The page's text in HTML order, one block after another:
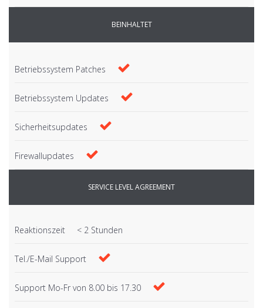
BEINHALTET
Betriebssystem Patches
Betriebssystem Updates
Sicherheitsupdates
Firewallupdates
SERVICE LEVEL AGREEMENT
Reaktionszeit < 2 Stunden
Tel./E-Mail Support
Support Mo-Fr von 8.00 bis 17.30